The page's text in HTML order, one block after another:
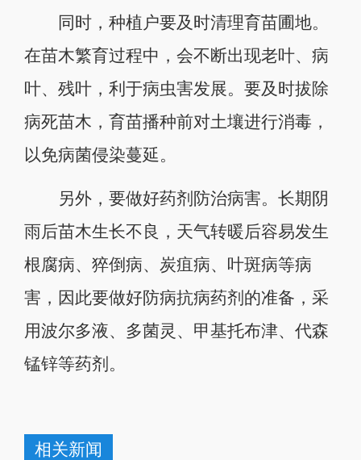
同时，种植户要及时清理育苗圃地。
在苗木繁育过程中，会不断出现老叶、病
叶、残叶，利于病虫害发展。要及时拔除
病死苗木，育苗播种前对土壤进行消毒，
以免病菌侵染蔓延。
另外，要做好药剂防治病害。长期阴
雨后苗木生长不良，天气转暖后容易发生
根腐病、猝倒病、炭疽病、叶斑病等病
害，因此要做好防病抗病药剂的准备，采
用波尔多液、多菌灵、甲基托布津、代森
锰锌等药剂。
相关新闻